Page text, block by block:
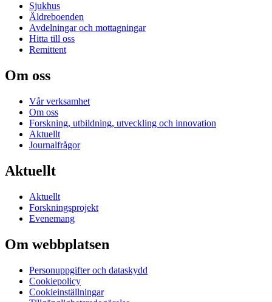
Sjukhus
Äldreboenden
Avdelningar och mottagningar
Hitta till oss
Remittent
Om oss
Vår verksamhet
Om oss
Forskning, utbildning, utveckling och innovation
Aktuellt
Journalfrågor
Aktuellt
Aktuellt
Forskningsprojekt
Evenemang
Om webbplatsen
Personuppgifter och dataskydd
Cookiepolicy
Cookieinställningar